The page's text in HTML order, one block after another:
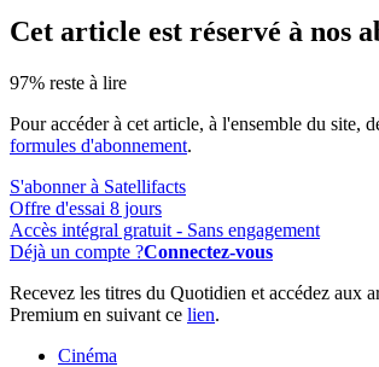
Cet article est réservé à nos
97% reste à lire
Pour accéder à cet article, à l'ensemble du site,
formules d'abonnement.
S'abonner à Satellifacts
Offre d'essai 8 jours
Accès intégral gratuit - Sans engagement
Déjà un compte ?Connectez-vous
Recevez les titres du Quotidien et accédez aux
Premium en suivant ce lien.
Cinéma